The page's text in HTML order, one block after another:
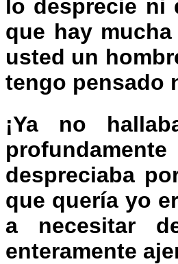
lo desprecie
que hay
usted un
tengo pensado
¡Ya no
despreciaba
que quería yo
a necesitar
enteramente